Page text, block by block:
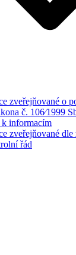
zveřejňované o
č. 106⁄1999
k informacím
zveřejňované dle
řád